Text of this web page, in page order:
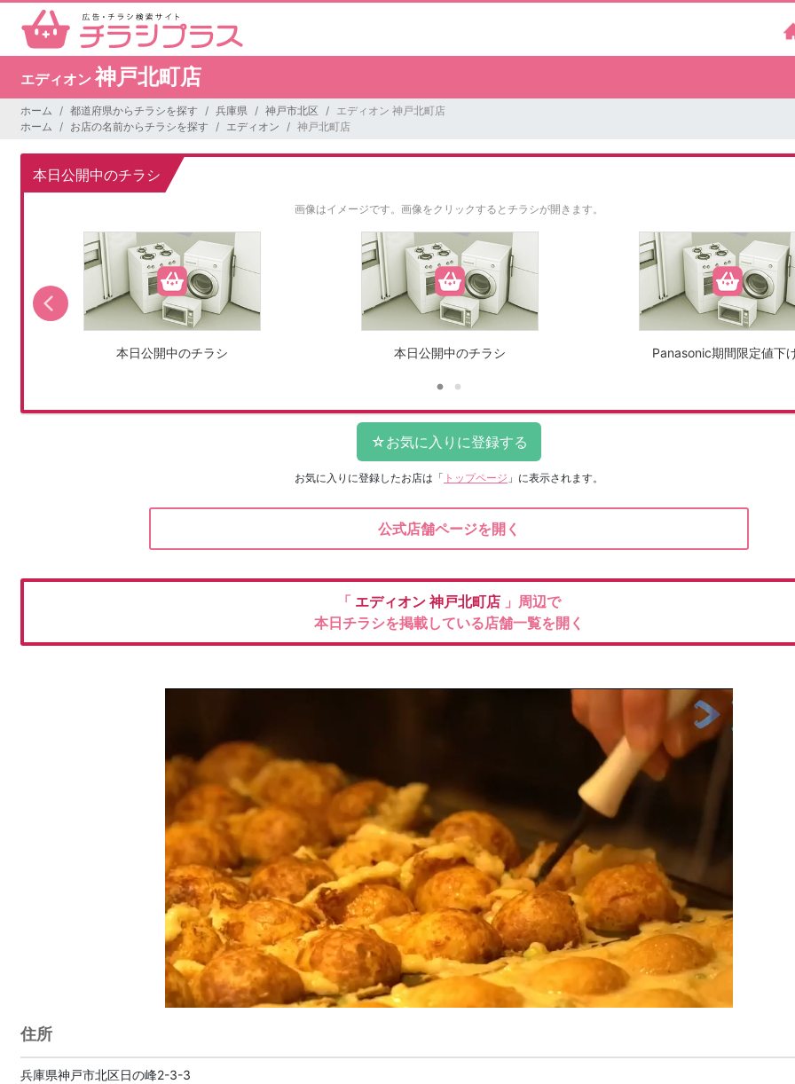
エディオン神戸北町店
ホーム 都道府県からチラシを探す 兵庫県 神戸市北区
エディオン 神戸北町店
ホーム
お店の名前からチラシを探す エディオン 神戸北町店
本日公開中のチラシ
画像はイメージです。 画像をクリックするとチラシが開きます。
本日公開中のチラシ 本日公開中のチラシ Panasonic期間限定値下
お気に入りに登録したお店は 「 トップページ 」に表示されます。
公式店舗ページを開く
「 エディオン 神戸北町店 」周辺で
本日チラシを掲載している店舗一覧を開く
住所
兵庫県神戸市北区日の峰2-3-3